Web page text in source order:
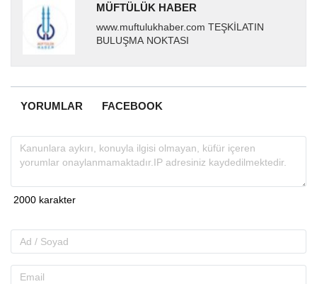
MÜFTÜLÜK HABER
www.muftulukhaber.com TEŞKİLATIN
BULUŞMA NOKTASI
YORUMLAR FACEBOOK